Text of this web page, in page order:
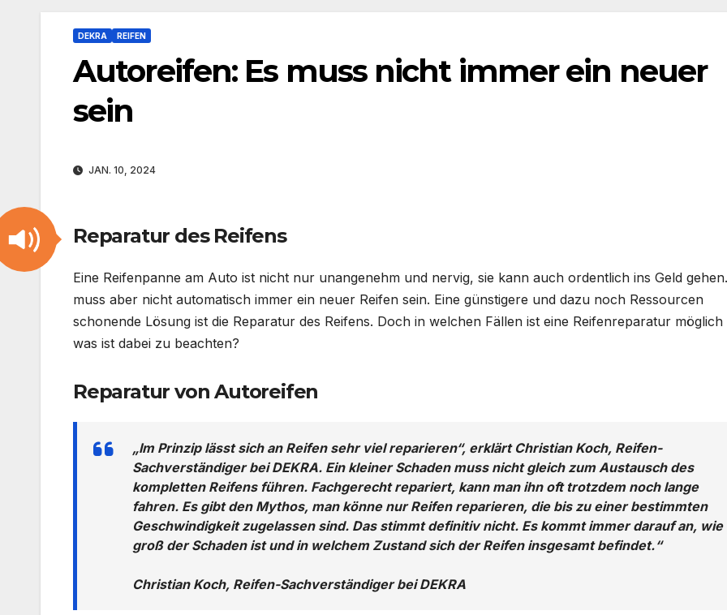
DEKRA REIFEN
Autoreifen: Es muss nicht immer ein neuer
sein
JAN. 10, 2024
Reparatur des Reifens
Eine Reifenpanne am Auto ist nicht nur unangenehm und nervig, sie kann auch ordentlich ins Geld
muss aber nicht automatisch immer ein neuer Reifen sein. Eine günstigere und dazu noch Ressourcen
schonende Lösung ist die Reparatur des Reifens. Doch in welchen Fällen ist eine Reifenreparatur möglich
was ist dabei zu beachten?
Reparatur von Autoreifen
„Im Prinzip lässt sich an Reifen sehr viel reparieren“, erklärt Christian Koch, Reifen-
Sachverständiger bei DEKRA. Ein kleiner Schaden muss nicht gleich zum Austausch des
kompletten Reifens führen. Fachgerecht repariert, kann man ihn oft trotzdem noch lange
fahren. Es gibt den Mythos, man könne nur Reifen reparieren, die bis zu einer bestimmten
Geschwindigkeit zugelassen sind. Das stimmt definitiv nicht. Es kommt immer darauf an, wie
groß der Schaden ist und in welchem Zustand sich der Reifen insgesamt befindet.“
Christian Koch, Reifen-Sachverständiger bei DEKRA